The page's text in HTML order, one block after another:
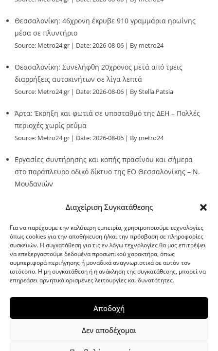
Διαχείριση Συγκατάθεσης
Για να παρέχουμε την καλύτερη εμπειρία, χρησιμοποιούμε τεχνολογίες
όπως cookies για την αποθήκευση ή/και την πρόσβαση σε πληροφορίες
συσκευών. Η συγκατάθεση για τις εν λόγω τεχνολογίες θα μας επιτρέψει
να επεξεργαστούμε δεδομένα προσωπικού χαρακτήρα, όπως
συμπεριφορά περιήγησης ή μοναδικά αναγνωριστικά σε αυτόν τον
ιστότοπο. Η μη συγκατάθεση ή η ανάκληση της συγκατάθεσης, μπορεί να
επηρεάσει αρνητικά ορισμένες λειτουργίες και δυνατότητες.
Αποδοχή
Δεν αποδέχομαι
Θεσσαλονίκη: 46χρονη έκρυβε 910 γραμμάρια ηρωίνης
μέσα σε πλυντήριο
Source: Metro24.gr Date: 2026-08-06 By metro24
Θεσσαλονίκη: Συνελήφθη 20χρονος μετά από τρεις
διαρρήξεις αυτοκινήτων σε λίγα λεπτά
Source: Metro24.gr Date: 2026-08-06 By Stella Patsia
Άρτα: Έκρηξη και φωτιά σε υποσταθμό της ΔΕΗ – Πολλές
περιοχές χωρίς ρεύμα
Source: Metro24.gr Date: 2026-08-06 By metro24
Εργασίες συντήρησης και κοπής πρασίνου και σήμερα
στο παράπλευρο οδικό δίκτυο της ΕΟ Θεσσαλονίκης – Ν.
Μουδανιών
G-point.gr